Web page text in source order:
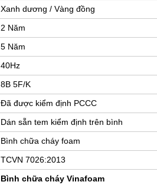
Xanh dương / Vàng đồng
2 Năm
5 Năm
40Hz
8B 5F/K
Đã được kiểm định PCCC
Dán sẵn tem kiểm định trên bình
Bình chữa cháy foam
TCVN 7026:2013
Bình chữa cháy Vinafoam